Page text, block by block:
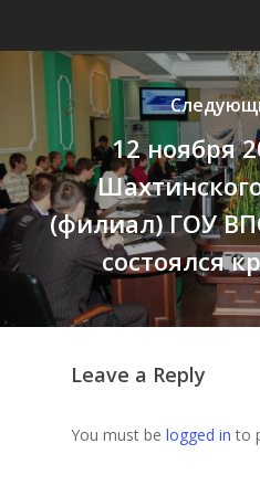
12 ноября
(филиал) ГОУ
состоялся
Leave a Reply
You must be logged in to